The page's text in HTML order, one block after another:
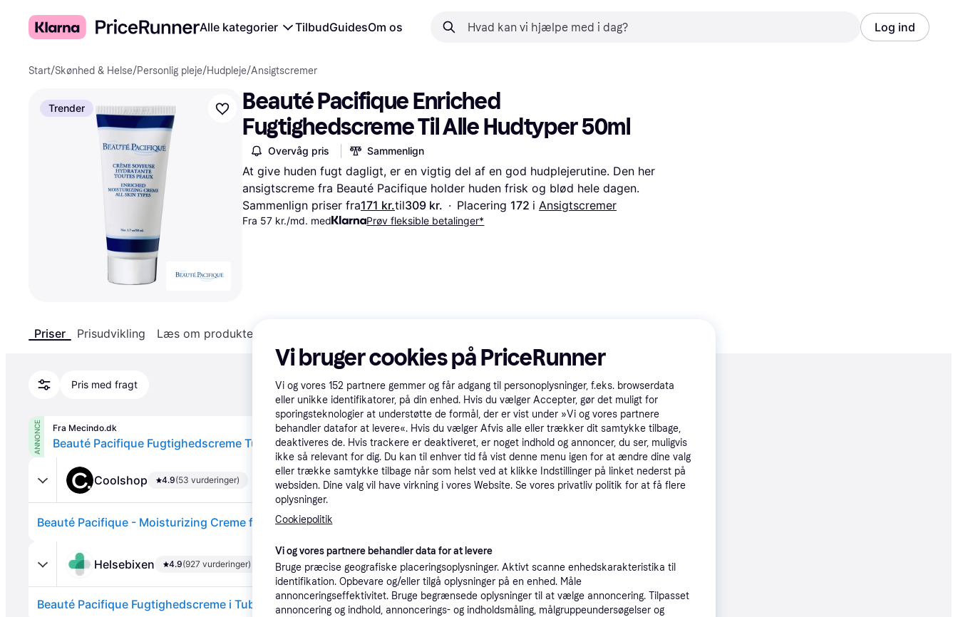
Alle kategorier TilbudGuidesOm os Log ind
Start/Skønhed & Helse/Personlig pleje/Hudpleje/Ansigtscremer
Trender
Beauté Pacifique Enriched
Fugtighedscreme Til Alle Hudtyper 50ml
Overvåg pris Sammenlign
At give huden fugt dagligt, er en vigtig del af en god hudplejerutine. Den her
ansigtscreme fra Beauté Pacifique holder huden frisk og blød hele dagen.
Sammenlign priser fra171 kr.til309 kr. · Placering 172 i Ansigtscremer
Fra 57 kr./md. med Prøv fleksible betalinger*
Priser Prisudvikling Læs om produktet
Pris med fragt Promoveret
ANNONCE Fra Mecindo.dk
Beauté Pacifique Fugtighedscreme Tube | 50 ml 15 kr. fragt 261 kr.
Eller 87 kr./md.
Coolshop 4.9(53 vurderinger) Købsgaranti
Helsebixen 4.9(927 vurderinger) Købsgaranti
Beauté Pacifique Fugtighedscreme i Tube til Alle Hudtyper (50 ml) Fri fragt 1 dag 199 kr.
Vi bruger cookies på PriceRunner
Vi og vores 152 partnere gemmer og får adgang til personoplysninger, f.eks. browserdata
eller unikke identifikatorer, på din enhed. Hvis du vælger Accepter, gør det muligt for
sporingsteknologier at understøtte de formål, der er vist under »Vi og vores partnere
behandler datafor at levere«. Hvis du vælger Afvis alle eller trækker dit samtykke tilbage,
deaktiveres de. Hvis trackere er deaktiveret, er noget indhold og annoncer, du ser, muligvis
ikke så relevant for dig. Du kan til enhver tid få vist denne menu igen for at ændre dine valg
eller trække samtykke tilbage når som helst ved at klikke Indstillinger på linket nederst på
websiden. Dine valg vil have virkning i vores Website. Se vores privatliv politik for at få flere
oplysninger.
Cookiepolitik
Vi og vores partnere behandler data for at levere
Bruge præcise geografiske placeringsoplysninger. Aktivt scanne enhedskarakteristika til
identifikation. Opbevare og/eller tilgå oplysninger på en enhed. Måle
annonceringseffektivitet. Bruge begrænsede oplysninger til at vælge annoncering. Tilpasset
annoncering og indhold, annoncerings- og indholdsmåling, målgruppeundersøgelser og